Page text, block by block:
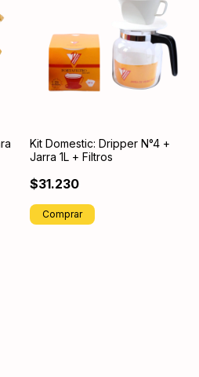
Kit Domestic: Dripper N°4 +
Jarra 1L + Filtros
$31.230
Comprar